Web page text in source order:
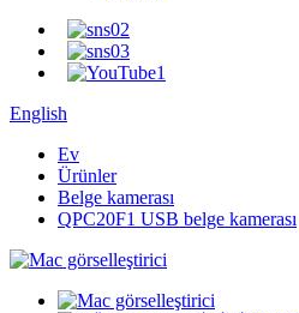
English
Ev
Ürünler
Belge kamerası
QPC20F1 USB belge kamerası